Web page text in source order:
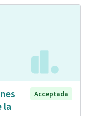
la
Acceptada